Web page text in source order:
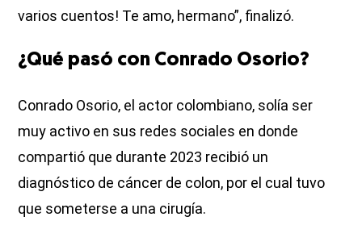
varios cuentos! Te amo, hermano”, finalizó.
¿Qué pasó con Conrado Osorio?
Conrado Osorio, el actor colombiano, solía ser
muy activo en sus redes sociales en donde
compartió que durante 2023 recibió un
diagnóstico de cáncer de colon, por el cual tuvo
que someterse a una cirugía.